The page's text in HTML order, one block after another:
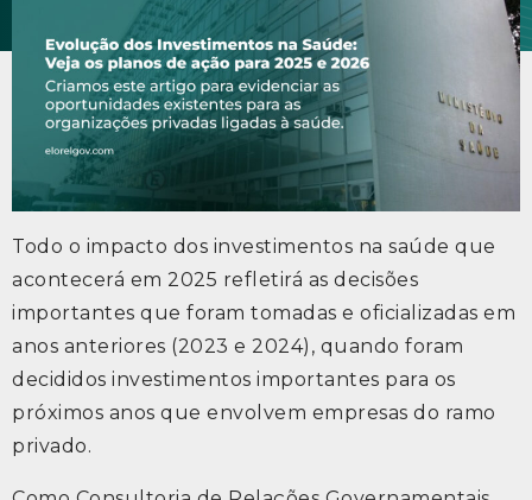
Todo o impacto dos investimentos na saúde que
acontecerá em 2025 refletirá as decisões
importantes que foram tomadas e oficializadas em
anos anteriores (2023 e 2024), quando foram
decididos investimentos importantes para os
próximos anos que envolvem empresas do ramo
privado.